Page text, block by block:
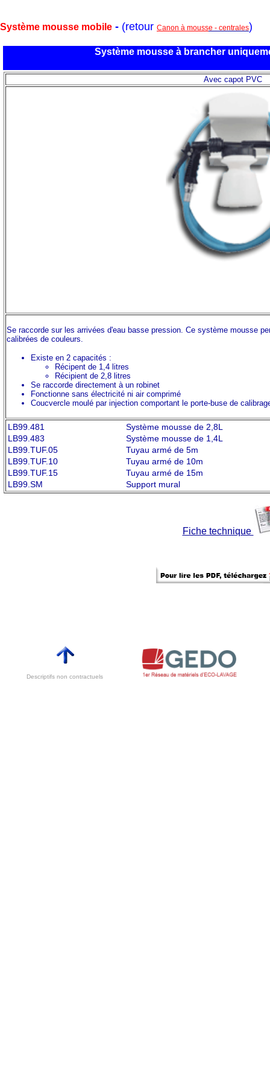
Système mousse mobile - (retour Canon à mousse - centrales)
Système mousse à brancher
Avec capot PVC
Se raccorde sur les arrivées d'eau basse pression. Ce système mousse
calibrées de couleurs.
Existe en 2 capacités :
Récipent de 1,4 litres
Récipient de 2,8 litres
Se raccorde directement à un robinet
Fonctionne sans électricité ni air comprimé
Coucvercle moulé par injection comportant le porte-buse de
LB99.481
Système mousse de 2,8L
LB99.483
Système mousse de 1,4L
LB99.TUF.05
Tuyau armé de 5m
LB99.TUF.10
Tuyau armé de 10m
LB99.TUF.15
Tuyau armé de 15m
LB99.SM
Support mural
Fiche technique
Descriptifs non contractuels